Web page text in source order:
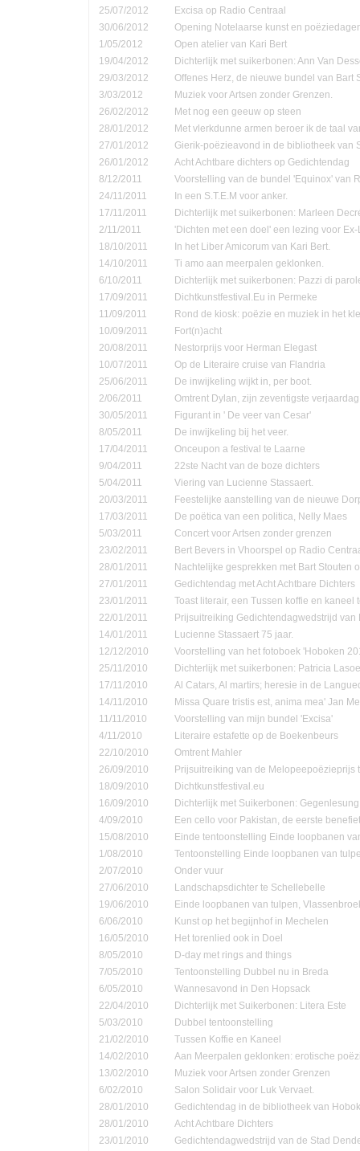
25/07/2012
Excisa op Radio Centraal
30/06/2012
Opening Notelaarse kunst en
1/05/2012
Open atelier van Kari Bert
19/04/2012
Dichterlijk met suikerbonen: Ann Van
29/03/2012
Offenes Herz, de nieuwe bundel van Bart
3/03/2012
Muziek voor Artsen zonder Grenzen.
26/02/2012
Met nog een geeuw op steen
28/01/2012
Met vlerkdunne armen beroer ik de taal
27/01/2012
Gierik-poëzieavond in de bibliotheek van
26/01/2012
Acht Achtbare dichters op Gedichtendag
8/12/2011
Voorstelling van de bundel 'Equinox' van
24/11/2011
In een S.T.E.M voor anker.
17/11/2011
Dichterlijk met suikerbonen: Marleen
2/11/2011
'Dichten met een doel' een lezing voor
18/10/2011
In het Liber Amicorum van Kari Bert.
14/10/2011
Ti amo aan meerpalen geklonken.
6/10/2011
Dichterlijk met suikerbonen: Pazzi di
17/09/2011
Dichtkunstfestival.Eu in Permeke
11/09/2011
Rond de kiosk: poëzie en muziek in het
10/09/2011
Fort(n)acht
20/08/2011
Nestorprijs voor Herman Elegast
10/07/2011
Op de Literaire cruise van Flandria
25/06/2011
De inwijkeling wijkt in, per boot.
2/06/2011
Omtrent Dylan, zijn zeventigste verjaardag
30/05/2011
Figurant in ' De veer van Cesar'
8/05/2011
De inwijkeling bij het veer.
17/04/2011
Onceupon a festival te Laarne
9/04/2011
22ste Nacht van de boze dichters
5/04/2011
Viering van Lucienne Stassaert.
20/03/2011
Feestelijke aanstelling van de nieuwe
17/03/2011
De poëtica van een politica, Nelly Maes
5/03/2011
Concert voor Artsen zonder grenzen
23/02/2011
Bert Bevers in Vhoorspel op Radio
28/01/2011
Nachtelijke gesprekken met Bart Stouten
27/01/2011
Gedichtendag met Acht Achtbare Dichters
23/01/2011
Toast literair, een Tussen koffie en kaneel
22/01/2011
Prijsuitreiking Gedichtendagwedstrijd van
14/01/2011
Lucienne Stassaert 75 jaar.
12/12/2010
Voorstelling van het fotoboek 'Hoboken
25/11/2010
Dichterlijk met suikerbonen: Patricia
17/11/2010
Al Catars, Al martirs; heresie in de
14/11/2010
Missa Quare tristis est, anima mea' Jan
11/11/2010
Voorstelling van mijn bundel 'Excisa'
4/11/2010
Literaire estafette op de Boekenbeurs
22/10/2010
Omtrent Mahler
26/09/2010
Prijsuitreiking van de Melopeepoëzieprijs
18/09/2010
Dichtkunstfestival.eu
16/09/2010
Dichterlijk met Suikerbonen:
4/09/2010
Een cello voor Pakistan, de eerste
15/08/2010
Einde tentoonstelling Einde loopbanen
1/08/2010
Tentoonstelling Einde loopbanen van
2/07/2010
Onder vuur
27/06/2010
Landschapsdichter te Schellebelle
19/06/2010
Einde loopbanen van tulpen,
6/06/2010
Kunst op het begijnhof in Mechelen
16/05/2010
Het torenlied ook in Doel
8/05/2010
D-day met rings and things
7/05/2010
Tentoonstelling Dubbel nu in Breda
6/05/2010
Wannesavond in Den Hopsack
22/04/2010
Dichterlijk met Suikerbonen: Litera Este
5/03/2010
Dubbel tentoonstelling
21/02/2010
Tussen Koffie en Kaneel
14/02/2010
Aan Meerpalen geklonken: erotische
13/02/2010
Muziek voor Artsen zonder Grenzen
6/02/2010
Salon Solidair voor Luk Vervaet.
28/01/2010
Gedichtendag in de bibliotheek van
28/01/2010
Acht Achtbare Dichters
23/01/2010
Gedichtendagwedstrijd van de Stad